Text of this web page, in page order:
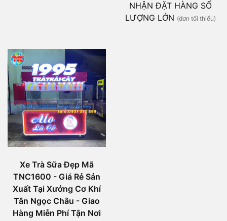
NHẬN ĐẶT HÀNG SỐ
LƯỢNG LỚN (đơn tối thiểu)
Xe Trà Sữa Đẹp Mã
TNC1600 - Giá Rẻ Sản
Xuất Tại Xưởng Cơ Khí
Tân Ngọc Châu - Giao
Hàng Miễn Phí Tận Nơi